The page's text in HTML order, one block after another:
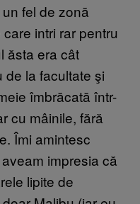
fel de zonă
intri rar pentru
ăsta era cât
de la facultate şi
îmbrăcată într-
cu mâinile, fără
Îmi amintesc
impresia că
lipite de